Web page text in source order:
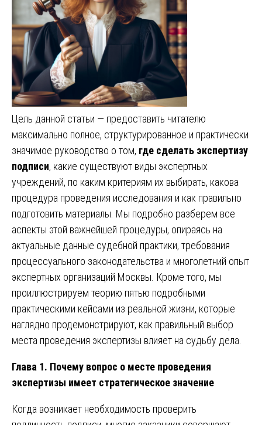
Цель данной статьи — предоставить читателю
максимально полное, структурированное и практически
значимое руководство о том, где сделать экспертизу
подписи, какие существуют виды экспертных
учреждений, по каким критериям их выбирать, какова
процедура проведения исследования и как правильно
подготовить материалы. Мы подробно разберем все
аспекты этой важнейшей процедуры, опираясь на
актуальные данные судебной практики, требования
процессуального законодательства и многолетний опыт
экспертных организаций Москвы. Кроме того, мы
проиллюстрируем теорию пятью подробными
практическими кейсами из реальной жизни, которые
наглядно продемонстрируют, как правильный выбор
места проведения экспертизы влияет на судьбу дела.
Глава 1. Почему вопрос о месте проведения
экспертизы имеет стратегическое значение
Когда возникает необходимость проверить